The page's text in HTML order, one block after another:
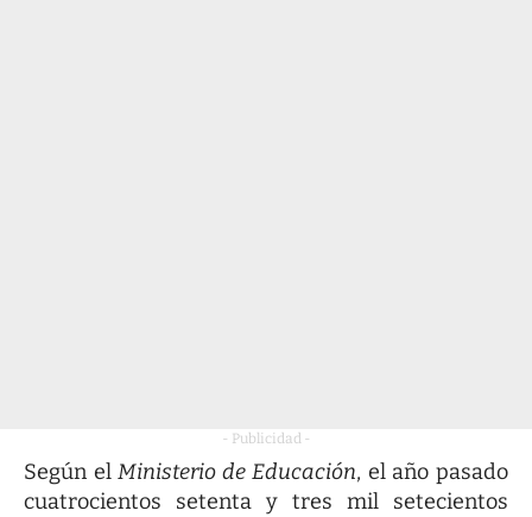
- Publicidad -
Según elMinisterio de Educación, el año pasado
cuatrocientos setenta y tres mil setecientos